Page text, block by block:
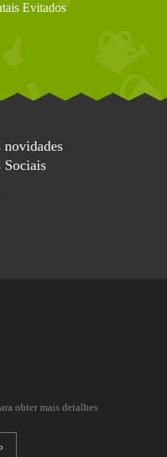
Evitados
novidades
Sociais
obter mais detalhes